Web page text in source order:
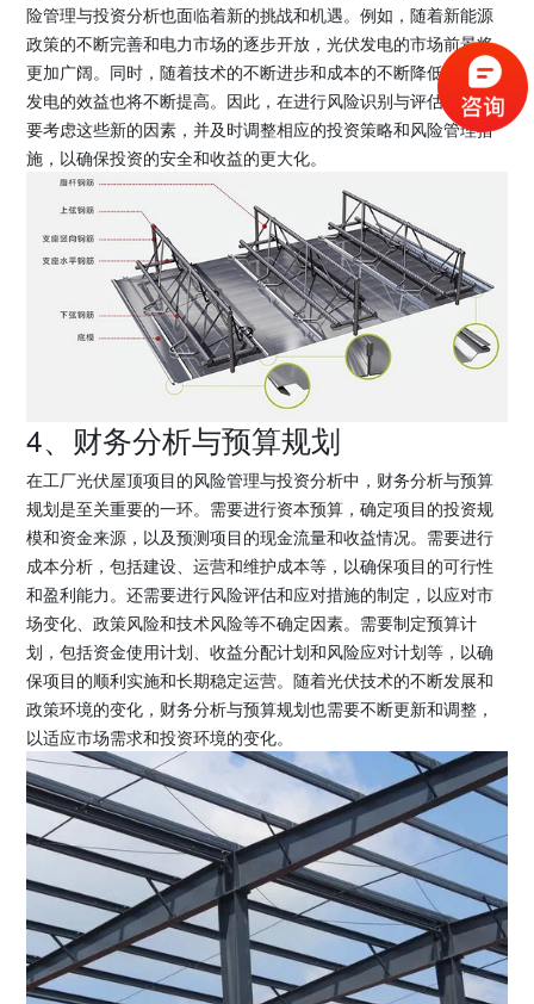
险管理与投资分析也面临着新的挑战和机遇。例如，随着新能源
政策的不断完善和电力市场的逐步开放，光伏发电的市场前景将
更加广阔。同时，随着技术的不断进步和成本的不断降低，光伏
发电的效益也将不断提高。因此，在进行风险识别与评估时，需
要考虑这些新的因素，并及时调整相应的投资策略和风险管理措
施，以确保投资的安全和收益的更大化。
4、财务分析与预算规划
在工厂光伏屋顶项目的风险管理与投资分析中，财务分析与预算
规划是至关重要的一环。需要进行资本预算，确定项目的投资规
模和资金来源，以及预测项目的现金流量和收益情况。需要进行
成本分析，包括建设、运营和维护成本等，以确保项目的可行性
和盈利能力。还需要进行风险评估和应对措施的制定，以应对市
场变化、政策风险和技术风险等不确定因素。需要制定预算计
划，包括资金使用计划、收益分配计划和风险应对计划等，以确
保项目的顺利实施和长期稳定运营。随着光伏技术的不断发展和
政策环境的变化，财务分析与预算规划也需要不断更新和调整，
以适应市场需求和投资环境的变化。